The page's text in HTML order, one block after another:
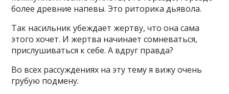
более древние напевы. Это риторика дьявола.
Так насильник убеждает жертву, что она сама
этого хочет. И жертва начинает сомневаться,
прислушиваться к себе. А вдруг правда?
Во всех рассуждениях на эту тему я вижу очень
грубую подмену.